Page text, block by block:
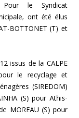
Pour le Syndicat
ont été élus
BOTTONET (T) et
issus de la CALPE
le recyclage et
(SIREDOM)
(S) pour Athis-
MOREAU (S) pour